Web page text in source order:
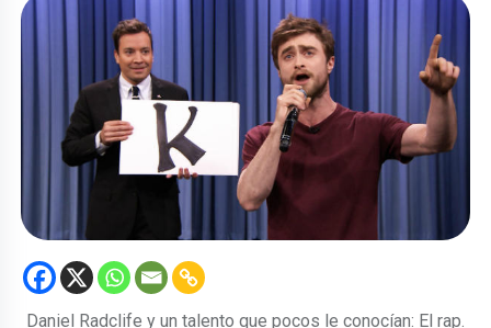
Daniel Radclife y un talento que pocos le conocían: El rap.